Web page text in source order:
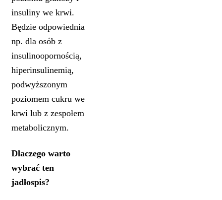
insuliny we krwi.
Będzie odpowiednia
np. dla osób z
insulinoopornością,
hiperinsulinemią,
podwyższonym
poziomem cukru we
krwi lub z zespołem
metabolicznym.
Dlaczego warto
wybrać ten
jadłospis?